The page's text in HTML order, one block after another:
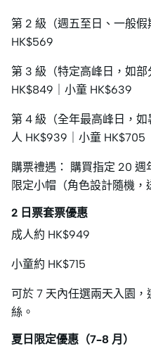
第 2 級（週五至日、一般
HK$569
第 3 級（特定高峰日，如
HK$849｜小童 HK$639
第 4 級（全年最高峰日，
人 HK$939｜小童 HK$705
購票禮遇： 購買指定 20
限定小帽（角色設計隨機，
2 日票套票優惠
成人約 HK$949
小童約 HK$715
可於 7 天內任選兩天入園
絲。
夏日限定優惠（7–8 月）